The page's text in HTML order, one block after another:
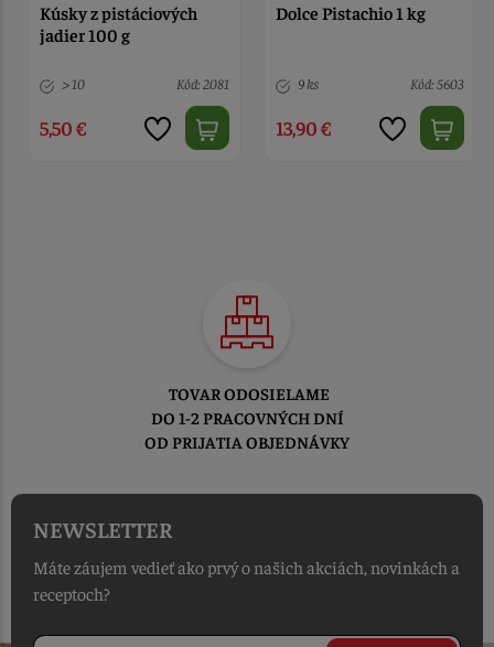
Kúsky z pistáciových
jadier 100 g
> 10 Kód: 2081
5,50 €
Dolce Pistachio 1 kg
9 ks Kód: 5603
13,90 €
TOVAR ODOSIELAME
DO 1-2 PRACOVNÝCH DNÍ
OD PRIJATIA OBJEDNÁVKY
NEWSLETTER
Máte záujem vedieť ako prvý o našich akciách, novinkách a
receptoch?